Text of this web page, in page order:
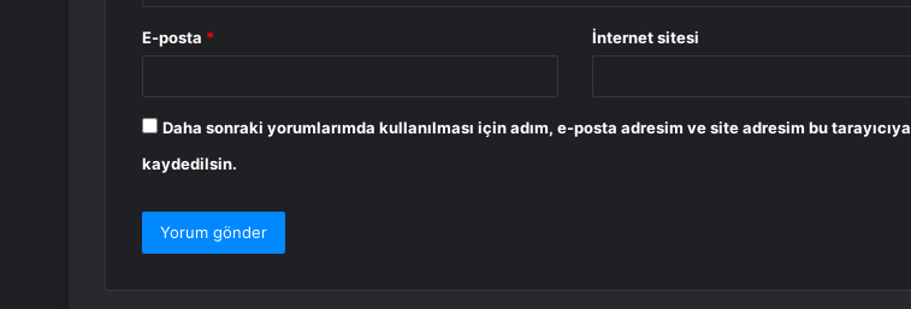
E-posta * İnternet sitesi
Daha sonraki yorumlarımda kullanılması için adım, e-posta adresim ve site adresim bu tarayıcıya
kaydedilsin.